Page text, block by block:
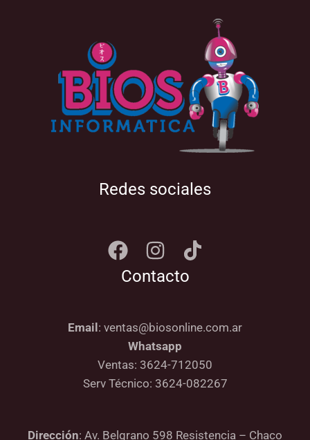
Redes sociales
Contacto
Email : ventas@biosonline.com.ar
Whatsapp
Ventas: 3624-712050
Serv Técnico: 3624-082267
Dirección: Av. Belgrano 598 Resistencia – Chaco